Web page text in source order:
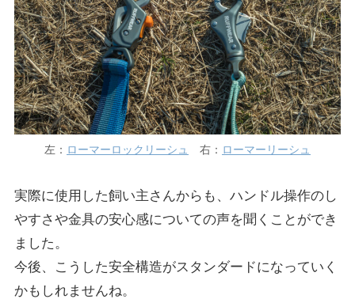
左： ローマーロックリーシュ 右： ローマーリーシュ
実際に使用した飼い主さんからも、ハンドル操作のし
やすさや金具の安心感についての声を聞くことができ
ました。
今後、こうした安全構造がスタンダードになっていく
かもしれませんね。